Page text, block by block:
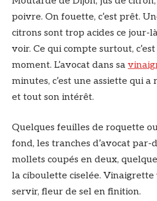
poivre. On fouette, c’est prêt.
citrons sont trop acides ce jour-
voir. Ce qui compte surtout,
moment. L’avocat dans sa
minutes, c’est une assiette qui
et tout son intérêt.
Quelques feuilles de roquette
fond, les tranches d’avocat par-
mollets coupés en deux,
la ciboulette ciselée.
servir, fleur de sel en finition.